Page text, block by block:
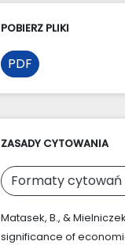
POBIERZ PLIKI
PDF
ZASADY CYTOWANIA
Formaty cytowań
Matasek, B., &
significance of